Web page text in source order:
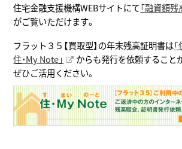
住宅金融支援機構WEBサイトにて「融資額
がご覧いただけます。
フラット３５【買取型】の年末残高証明書は
住・My Note」
からも発行を依頼すること
ぜひご活用ください。